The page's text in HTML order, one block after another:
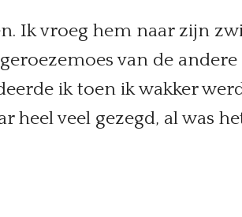
Ik vroeg hem naar zijn
van de andere
ik toen ik wakker
veel gezegd, al was